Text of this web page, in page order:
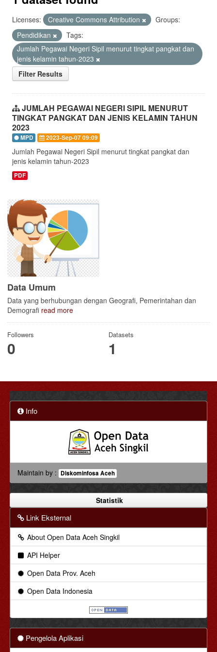
Licenses: Creative Commons Attribution
Groups:
Pendidikan
Tags:
Jumlah Pegawai Negeri Sipil menurut tingkat pangkat dan
jenis kelamin tahun-2023
Filter Results
JUMLAH PEGAWAI NEGERI SIPIL MENURUT
TINGKAT PANGKAT DAN JENIS KELAMIN TAHUN
2023
MPD 2023-Sep-07 09:09
Jumlah Pegawai Negeri Sipil menurut tingkat pangkat dan
jenis kelamin tahun-2023
PDF
Data Umum
Data yang berhubungan dengan Geografi, Pemerintahan dan
Demografi read more
Followers
0
Datasets
1
Info
Maintain by : Diskominfosa Aceh
Statistik
Link Eksternal
About Open Data Aceh Singkil
API Helper
Open Data Prov. Aceh
Open Data Indonesia
Pengelola Aplikasi